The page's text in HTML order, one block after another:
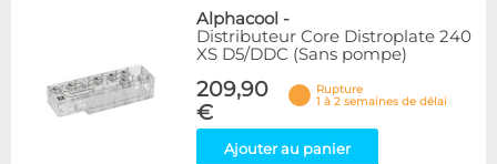
Alphacool -
Distributeur Core Distroplate 240
XS D5/DDC (Sans pompe)
209,90
€
Rupture
1 à 2 semaines de délai
Ajouter au panier